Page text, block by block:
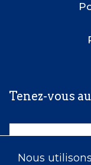
Nous
Tenez-vous
Nom